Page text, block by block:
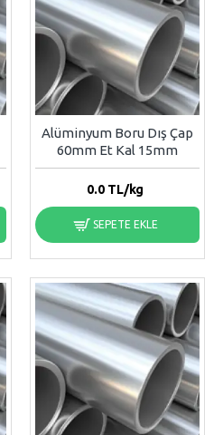
Alüminyum Boru Dış Çap
60mm Et Kal 15mm
0.0TL/kg
SEPETE EKLE